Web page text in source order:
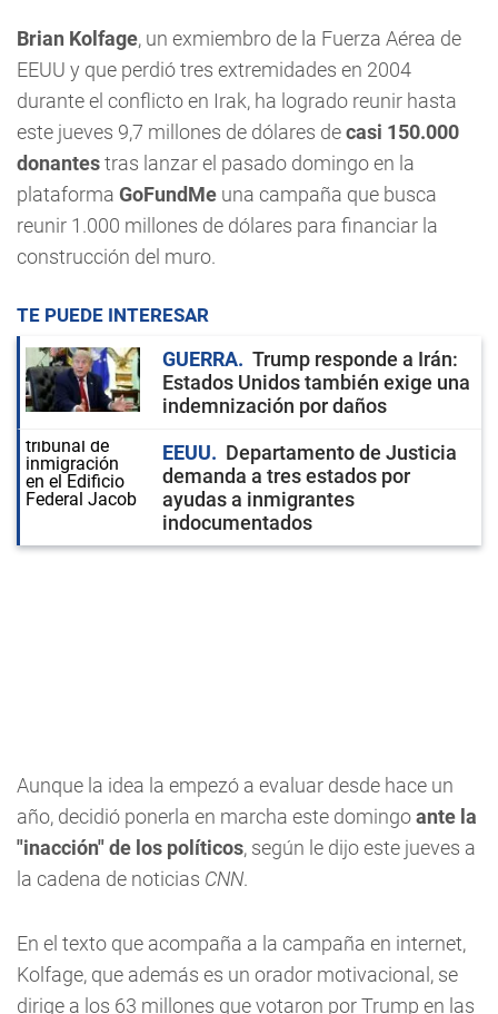
Brian Kolfage, un exmiembro de la Fuerza Aérea de
EEUU y que perdió tres extremidades en 2004
durante el conflicto en Irak, ha logrado reunir hasta
este jueves 9,7 millones de dólares decasi 150.000
donantestras lanzar el pasado domingo en la
plataforma GoFundMe una campaña que busca
reunir 1.000 millones de dólares para financiar la
construcción del muro.
TE PUEDE INTERESAR
GUERRA
Trump responde a Irán:
Estados Unidos también exige una
indemnización por daños
EEUU
Departamento de Justicia
demanda a tres estados por
ayudas a inmigrantes
indocumentados
Aunque la idea la empezó a evaluar desde hace un
año, decidió ponerla en marcha este domingoante la
"inacción" de los políticos, según le dijo este jueves a
la cadena de noticias CNN.
En el texto que acompaña a la campaña en internet,
Kolfage, que además es un orador motivacional, se
dirige a los 63 millones que votaron por Trump en las